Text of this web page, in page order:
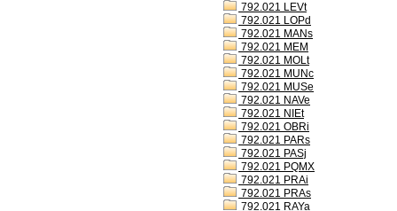
792.021 LEVt
792.021 LOPd
792.021 MANs
792.021 MEM
792.021 MOLt
792.021 MUNc
792.021 MUSe
792.021 NAVe
792.021 NIEt
792.021 OBRi
792.021 PARs
792.021 PASj
792.021 PQMX
792.021 PRAi
792.021 PRAs
792.021 RAYa